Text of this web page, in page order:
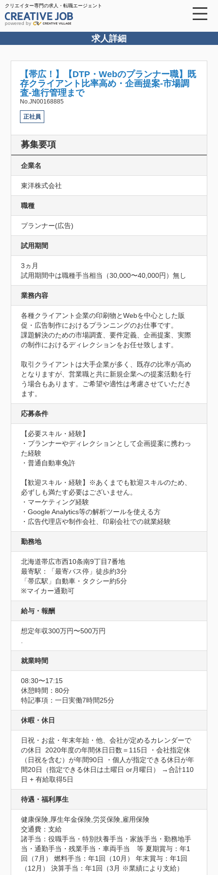
クリエイター専門の求人・転職エージェント
powered by
求人詳細
【帯広！】【DTP・Webのプランナー職】既
存クライアント比率高め・企画提案-市場調
査-進行管理まで
No.JN00168885
正社員
募集要項
企業名
東洋株式会社
職種
プランナー(広告)
試用期間
3ヵ月
試用期間中は職種手当相当（30,000〜40,000円）無し
業務内容
各種クライアント企業の印刷物とWebを中心とした販
促・広告制作におけるプランニングのお仕事です。
課題解決のための市場調査、要件定義、企画提案、実際
の制作におけるディレクションをお任せ致します。
取引クライアントは大手企業が多く、既存の比率が高め
となりますが、営業職と共に新規企業への提案活動を行
う場合もあります。ご希望や適性は考慮させていただき
ます。
応募条件
【必要スキル・経験】
・プランナーやディレクションとして企画提案に携わっ
た経験
・普通自動車免許
【歓迎スキル・経験】※あくまでも歓迎スキルのため、
必ずしも満たす必要はございません。
・マーケティング経験
・Google Analytics等の解析ツールを使える方
・広告代理店や制作会社、印刷会社での就業経験
勤務地
北海道帯広市西10条南9丁目7番地
最寄駅：「最寄バス停」徒歩約3分
「帯広駅」自動車・タクシー約5分
※マイカー通勤可
給与・報酬
想定年収300万円〜500万円
就業時間
08:30〜17:15
休憩時間：80分
特記事項：一日実働7時間25分
休暇・休日
日祝・お盆・年末年始・他、会社が定めるカレンダーで
の休日  2020年度の年間休日日数＝115日 ・会社指定休
（日祝を含む）が年間90日 ・個人が指定できる休日が年
間20日（指定できる休日は土曜日 or月曜日） →合計110
日 + 有給取得5日
待遇・福利厚生
健康保険,厚生年金保険,労災保険,雇用保険
交通費：支給
諸手当：役職手当・特別扶養手当・家族手当・勤務地手
当・通勤手当・残業手当・車両手当　等 夏期賞与：年1
回（7月） 燃料手当：年1回（10月） 年末賞与：年1回
（12月） 決算手当：年1回（3月 ※業績により支給）